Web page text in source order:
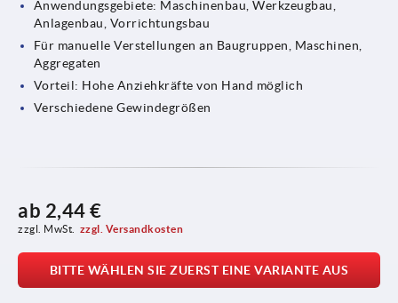
Anwendungsgebiete: Maschinenbau, Werkzeugbau,
Anlagenbau, Vorrichtungsbau
Für manuelle Verstellungen an Baugruppen, Maschinen,
Aggregaten
Vorteil: Hohe Anziehkräfte von Hand möglich
Verschiedene Gewindegrößen
ab 2,44 €
zzgl. MwSt. zzgl. Versandkosten
BITTE WÄHLEN SIE ZUERST EINE VARIANTE AUS